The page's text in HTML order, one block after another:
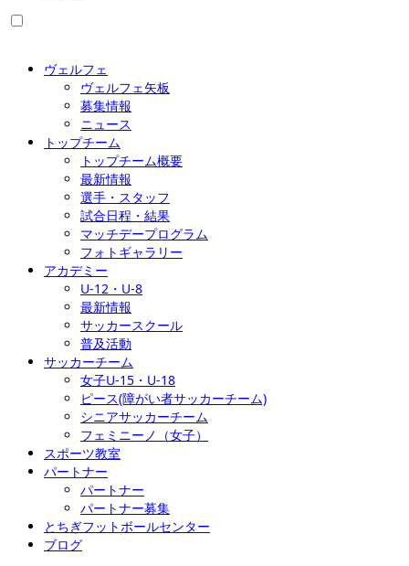
ヴェルフェ
ヴェルフェ矢板
募集情報
ニュース
トップチーム
トップチーム概要
最新情報
選手・スタッフ
試合日程・結果
マッチデープログラム
フォトギャラリー
アカデミー
U-12・U-8
最新情報
サッカースクール
普及活動
サッカーチーム
女子U-15・U-18
ピース(障がい者サッカーチーム)
シニアサッカーチーム
フェミニーノ（女子）
スポーツ教室
パートナー
パートナー
パートナー募集
とちぎフットボールセンター
ブログ